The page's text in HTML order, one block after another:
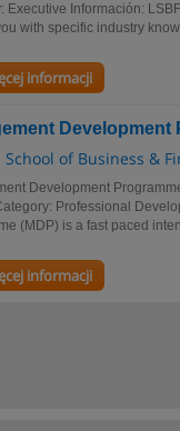
Executive Información:
with specific industry
informacji
Development
School of Business &
Development
Professional
(MDP) is a fast paced
informacji